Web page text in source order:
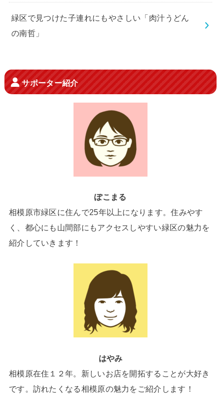
緑区で見つけた子連れにもやさしい「肉汁うどん
の南哲」
サポーター紹介
ぽこまる
相模原市緑区に住んで25年以上になります。住みやす
く、都心にも山間部にもアクセスしやすい緑区の魅力を
紹介していきます！
はやみ
相模原在住１２年。新しいお店を開拓することが大好き
です。訪れたくなる相模原の魅力をご紹介します！